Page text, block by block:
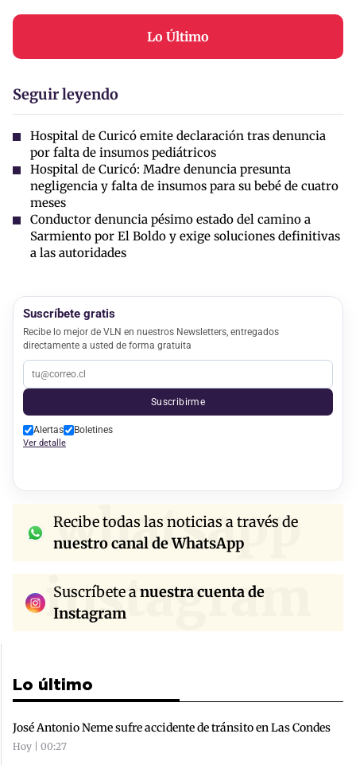
Lo Último
Seguir leyendo
Hospital de Curicó emite declaración tras denuncia
por falta de insumos pediátricos
Hospital de Curicó: Madre denuncia presunta
negligencia y falta de insumos para su bebé de cuatro
meses
Conductor denuncia pésimo estado del camino a
Sarmiento por El Boldo y exige soluciones definitivas
a las autoridades
Suscríbete gratis
Recibe lo mejor de VLN en nuestros Newsletters, entregados
directamente a usted de forma gratuita
Suscribirme
Alertas Boletines
Ver detalle
whatsapp
Recibe todas las noticias a través de
nuestro canal de WhatsApp
instagram
Suscríbete anuestra cuenta de
Instagram
Lo último
José Antonio Neme sufre accidente de tránsito en Las Condes
Hoy | 00:27